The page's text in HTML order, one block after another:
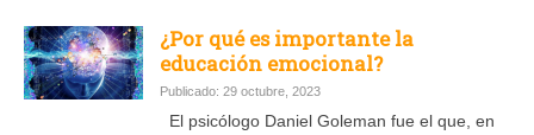
¿Por qué es importante la
educación emocional?
Publicado: 29 octubre, 2023
El psicólogo Daniel Goleman fue el que, en